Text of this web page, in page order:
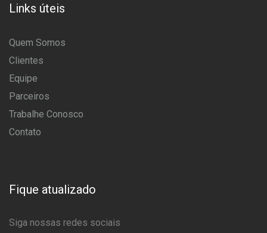
Links úteis
Quem Somos
Clientes
Equipe
Parceiros
Trabalhe Conosco
Contato
Fique atualizado
Siga nossas redes sociais